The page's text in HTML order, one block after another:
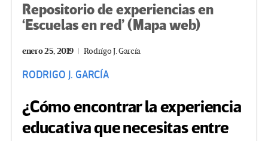
Repositorio de experiencias en
‘Escuelas en red’ (Mapa web)
enero 25, 2019 Rodrígo J. García
RODRIGO J. GARCÍA
¿Cómo encontrar la experiencia
educativa que necesitas entre